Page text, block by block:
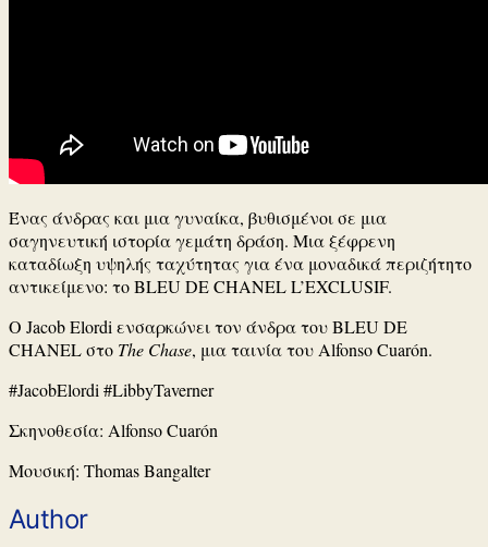
Ένας άνδρας και μια γυναίκα, βυθισμένοι σε μια
σαγηνευτική ιστορία γεμάτη δράση. Μια ξέφρενη
καταδίωξη υψηλής ταχύτητας για ένα μοναδικά περιζήτητο
αντικείμενο: το BLEU DE CHANEL L’EXCLUSIF.
Ο Jacob Elordi ενσαρκώνει τον άνδρα του BLEU DE
CHANEL στο The Chase, μια ταινία του Alfonso Cuarón.
#JacobElordi #LibbyTaverner
Σκηνοθεσία: Alfonso Cuarón
Μουσική: Thomas Bangalter
Author